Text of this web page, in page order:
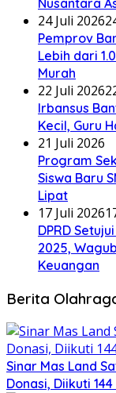
24 Juli 2026
Pemprov
Lebih dari
Murah
22 Juli 2026
Irbansus
Kecil, Guru
21 Juli 2026
Program
Siswa Baru
Lipat
17 Juli 2026
DPRD
2025,
Keuangan
Berita
Sinar Mas Land
Donasi, Diikuti